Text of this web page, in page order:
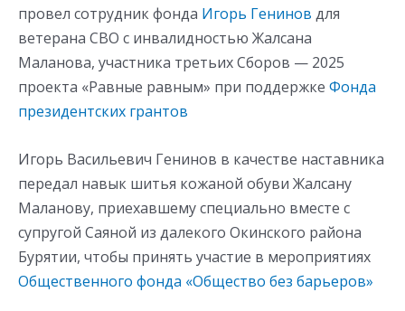
провел сотрудник фонда Игорь Генинов для
ветерана СВО с инвалидностью Жалсана
Маланова, участника третьих Сборов — 2025
проекта «Равные равным» при поддержке Фонда
президентских грантов
Игорь Васильевич Генинов в качестве наставника
передал навык шитья кожаной обуви Жалсану
Маланову, приехавшему специально вместе с
супругой Саяной из далекого Окинского района
Бурятии, чтобы принять участие в мероприятиях
Общественного фонда «Общество без барьеров»